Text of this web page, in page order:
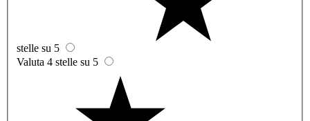
stelle su 5
Valuta 4 stelle su 5